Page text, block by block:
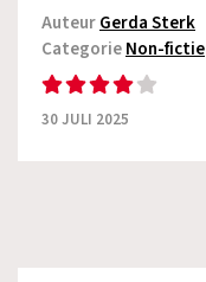
AuteurGerda Sterk
CategorieNon-fictie
30 JULI 2025